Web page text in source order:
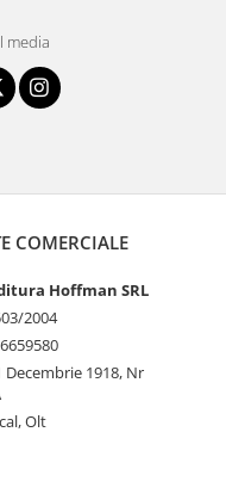
media
COMERCIALE
Hoffman SRL
2004
Decembrie 1918, Nr
Olt